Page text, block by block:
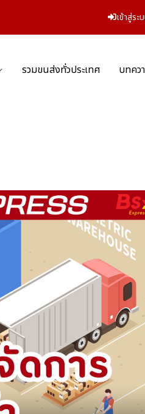
เข้าสู่ระ
รวมขนส่งทั่วประเทศ บทคว